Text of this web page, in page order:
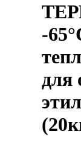
-
для